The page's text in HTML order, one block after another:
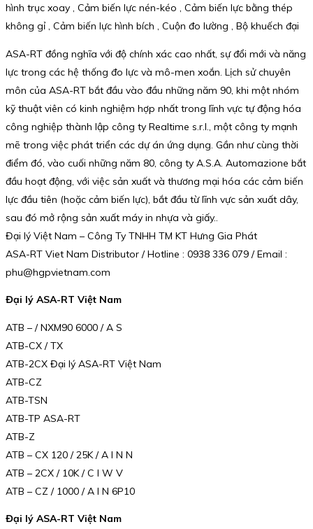
hình trục xoay , Cảm biến lực nén-kéo , Cảm biến lực bằng thép
không gỉ , Cảm biến lực hình bích , Cuộn đo lường , Bộ khuếch đại
ASA-RT đồng nghĩa với độ chính xác cao nhất, sự đổi mới và năng
lực trong các hệ thống đo lực và mô-men xoắn. Lịch sử chuyên
môn của ASA-RT bắt đầu vào đầu những năm 90, khi một nhóm
kỹ thuật viên có kinh nghiệm hợp nhất trong lĩnh vực tự động hóa
công nghiệp thành lập công ty Realtime s.r.l., một công ty mạnh
mẽ trong việc phát triển các dự án ứng dụng. Gần như cùng thời
điểm đó, vào cuối những năm 80, công ty A.S.A. Automazione bắt
đầu hoạt động, với việc sản xuất và thương mại hóa các cảm biến
lực đầu tiên (hoặc cảm biến lực), bắt đầu từ lĩnh vực sản xuất dây,
sau đó mở rộng sản xuất máy in nhựa và giấy..
Đại lý Việt Nam – Công Ty TNHH TM KT Hưng Gia Phát
ASA-RT Viet Nam Distributor / Hotline : 0938 336 079 / Email :
phu@hgpvietnam.com
Đại lý ASA-RT Việt Nam
ATB – / NXM90 6000 / A S
ATB-CX / TX
ATB-2CX Đại lý ASA-RT Việt Nam
ATB-CZ
ATB-TSN
ATB-TP ASA-RT
ATB-Z
ATB – CX 120 / 25K / A I N N
ATB – 2CX / 10K / C I W V
ATB – CZ / 1000 / A I N 6P10
Đại lý ASA-RT Việt Nam